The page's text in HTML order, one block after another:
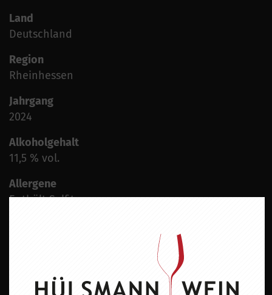
Land
Deutschland
Region
Rheinhessen
Jahrgang
2024
Alkoholgehalt
11,5 % vol.
Allergene
Enthält Sulfite
ZU DIESEM PRODUKT PASST ...